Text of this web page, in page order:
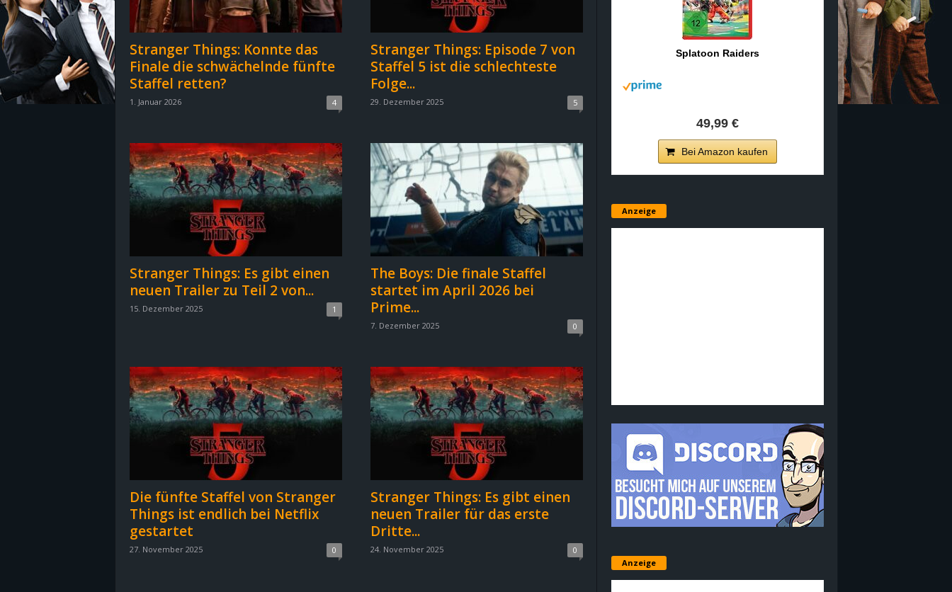
e
i
h
n
e
r
l
o
Stranger Things: Konnte das
Finale die schwächelnde fünfte
Staffel retten?
1. Januar 2026 4
Stranger Things: Episode 7 von
Staffel 5 ist die schlechteste
Folge...
29. Dezember 2025 5
Stranger Things: Es gibt einen
neuen Trailer zu Teil 2 von...
15. Dezember 2025 1
The Boys: Die finale Staffel
startet im April 2026 bei
Prime...
7. Dezember 2025 0
Die fünfte Staffel von Stranger
Things ist endlich bei Netflix
gestartet
27. November 2025 0
Stranger Things: Es gibt einen
neuen Trailer für das erste
Dritte...
24. November 2025 0
Splatoon Raiders
49,99 €
Bei Amazon kaufen
Anzeige
Anzeige